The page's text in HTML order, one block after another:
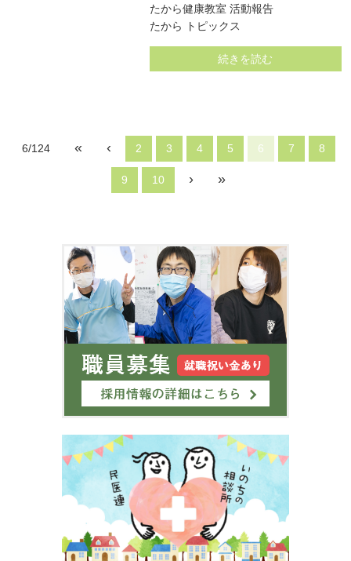
たから健康教室 活動報告
たから トピックス
続きを読む
6/124 « ‹ 2 3 4 5 6 7 8
9 10 › »